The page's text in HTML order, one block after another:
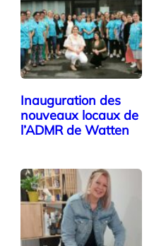
Inauguration des
nouveaux locaux de
l’ADMR de Watten